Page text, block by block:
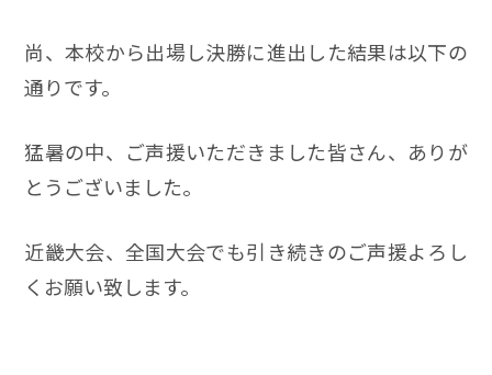
尚、本校から出場し決勝に進出した結果は以下の
通りです。
猛暑の中、ご声援いただきました皆さん、ありが
とうございました。
近畿大会、全国大会でも引き続きのご声援よろし
くお願い致します。